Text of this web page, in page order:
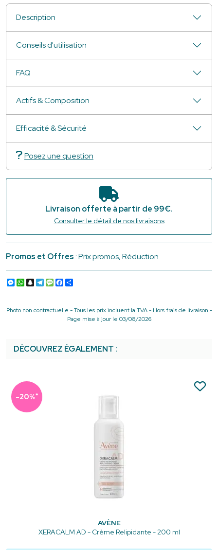
Description
Conseils d'utilisation
FAQ
Actifs & Composition
Efficacité & Sécurité
Posez une question
Livraison offerte à partir de 99€.
Consulter le détail de nos livraisons
Promos et Offres : Prix promos, Réduction
Messenger
WhatsApp
Snapchat
Telegram
Message
Facebook
Photo non contractuelle - Tous les prix incluent la TVA - Hors frais de livraison -
Page mise à jour le 03/08/2026
DÉCOUVREZ ÉGALEMENT :
-20%*
AVÈNE
XERACALM AD - Crème Relipidante - 200 ml